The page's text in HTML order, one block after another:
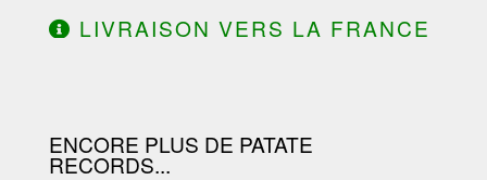
LIVRAISON VERS LA FRANCE
ENCORE PLUS DE PATATE
RECORDS...